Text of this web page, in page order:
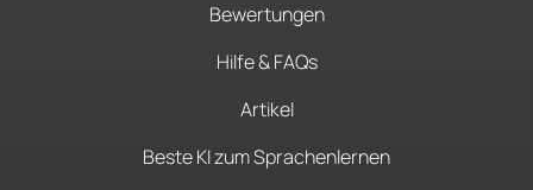
Bewertungen
Hilfe & FAQs
Artikel
Beste KI zum Sprachenlernen